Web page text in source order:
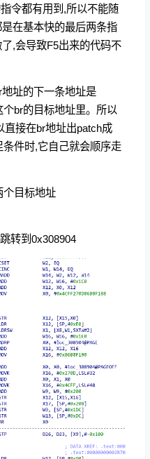
令都有用到,所以不能随
在基本快的最后两条指
,会导致F5出来的代码不
址的下一条地址是
br的目标地址里。所以
直接在br地址出patch成
件时,它自己就会顺序走
个目标地址
转到0x308904